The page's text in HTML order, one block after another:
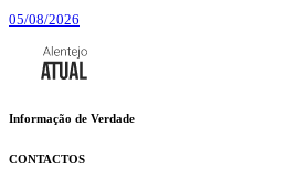
05/08/2026
Informação de Verdade
CONTACTOS